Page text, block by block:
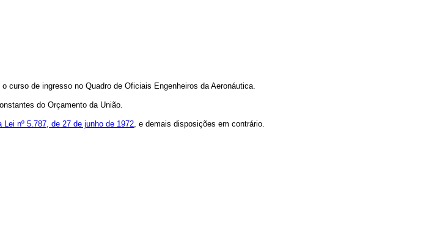
, o curso de ingresso no Quadro de Oficiais Engenheiros da Aeronáutica.
do Orçamento da União.
Lei nº 5.787, de 27 de junho de 1972 , e demais disposições em contrário.